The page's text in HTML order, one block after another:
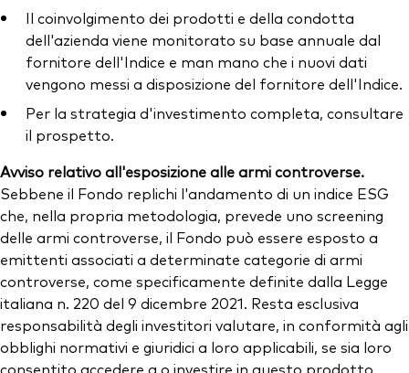
Il coinvolgimento dei prodotti e della condotta
dell'azienda viene monitorato su base annuale dal
fornitore dell'Indice e man mano che i nuovi dati
vengono messi a disposizione del fornitore dell'Indice.
Per la strategia d'investimento completa, consultare
il prospetto.
Avviso relativo all'esposizione alle armi controverse.
Sebbene il Fondo replichi l'andamento di un indice ESG
che, nella propria metodologia, prevede uno screening
delle armi controverse, il Fondo può essere esposto a
emittenti associati a determinate categorie di armi
controverse, come specificamente definite dalla Legge
italiana n. 220 del 9 dicembre 2021. Resta esclusiva
responsabilità degli investitori valutare, in conformità agli
obblighi normativi e giuridici a loro applicabili, se sia loro
consentito accedere a o investire in questo prodotto.